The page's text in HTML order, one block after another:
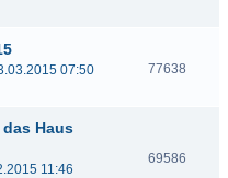
07:50
77638
Haus
11:46
69586